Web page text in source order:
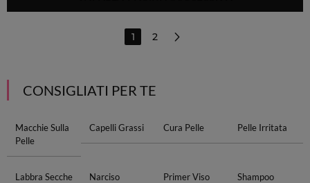
1 2
CONSIGLIATI PER TE
Macchie Sulla
Pelle
Capelli Grassi Cura Pelle Pelle Irritata
Labbra Secche
Narciso
Primer Viso
Shampoo